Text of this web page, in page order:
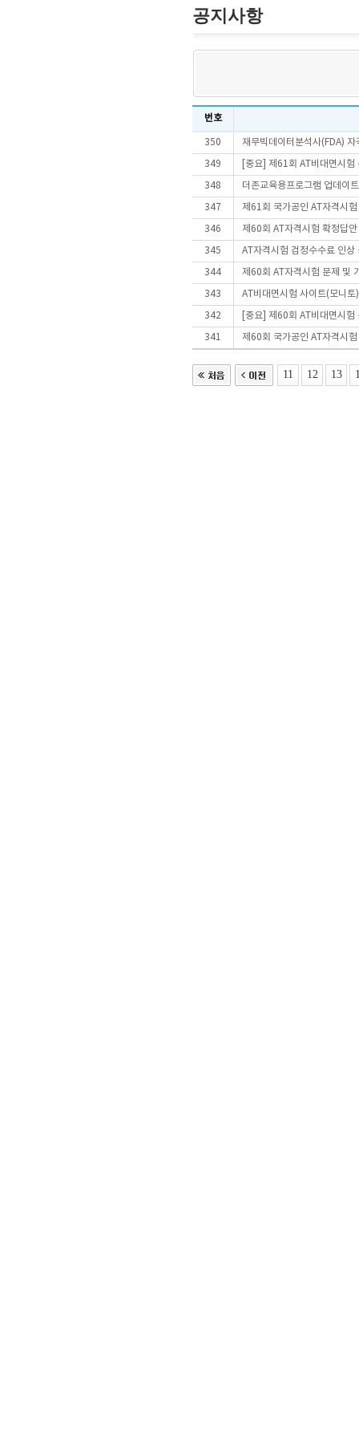
공지사항
번호
350 재무빅데이터분석사(FDA)
349 [중요] 제61회 AT비대면시험
348 더존교육용프로그램 업데이
347 제61회 국가공인 AT자격시
346 제60회 AT자격시험 확정답
345 AT자격시험 검정수수료 인상
344 제60회 AT자격시험 문제 및
343 AT비대면시험 사이트(모니토
342 [중요] 제60회 AT비대면시험
341 제60회 국가공인 AT자격시
11 12 13